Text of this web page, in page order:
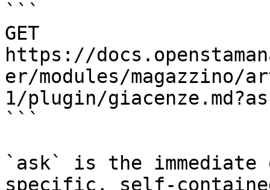
```
GET
https://
er/modules/
1/plugin/
```
`ask` is the
specific, self-